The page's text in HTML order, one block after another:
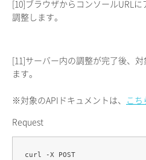
[10]ブラウザからコンソールURL
調整します。
[11]サーバー内の調整が完了後、
ます。
※対象のAPIドキュメントは、 こち
Request
curl -X POST